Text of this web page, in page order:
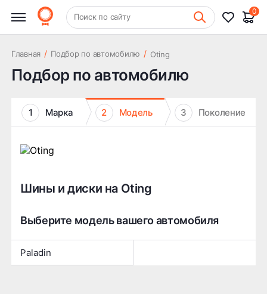
+7 (831) 261-35-35 Шиномонтаж
Поиск по сайту
0
Главная / Подбор по автомобилю / Oting
Подбор по автомобилю
1 Марка 2 Модель 3 Поколение
Шины и диски на Oting
Выберите модель вашего автомобиля
Paladin